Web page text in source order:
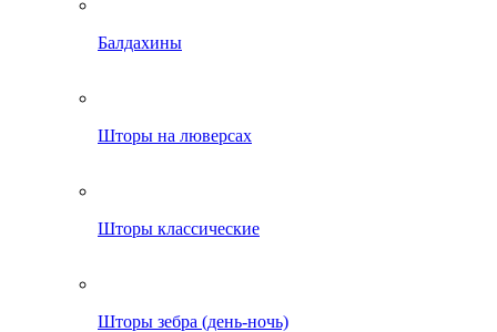
Балдахины
Шторы на люверсах
Шторы классические
Шторы зебра (день-ночь)